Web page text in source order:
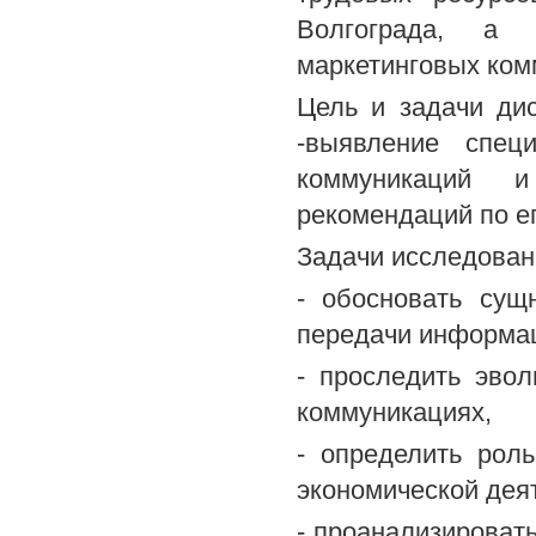
Волгограда, а
маркетинговых
Цель и задачи
-выявление
коммуникаций
рекомендаций по
Задачи
- обосновать
передачи
- проследить
коммуникациях,
- определить
экономической